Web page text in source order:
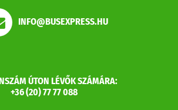
INFO@BUSEXPRESS.HU
ÚTON LÉVŐK SZÁMÁRA:
+36 (20) 77 77 088